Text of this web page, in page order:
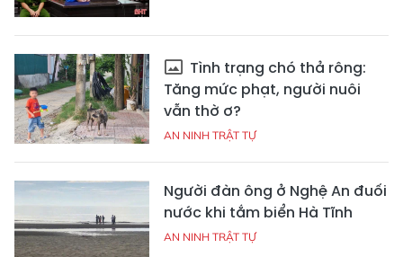
Tình trạng chó thả rông:
Tăng mức phạt, người nuôi
vẫn thờ ơ?
AN NINH TRẬT TỰ
Người đàn ông ở Nghệ An đuối
nước khi tắm biển Hà Tĩnh
AN NINH TRẬT TỰ